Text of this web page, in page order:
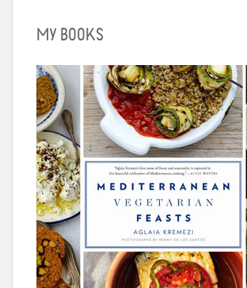
MY BOOKS